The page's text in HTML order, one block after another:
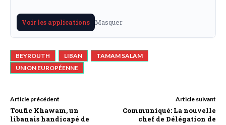
Voir les applications Masquer
BEYROUTH LIBAN
TAMAM SALAM
UNION EUROPÉENNE
Article précédent
Toufic Khawam, un
libanais handicapé de
Article suivant
Communiqué: La nouvelle
chef de Délégation de